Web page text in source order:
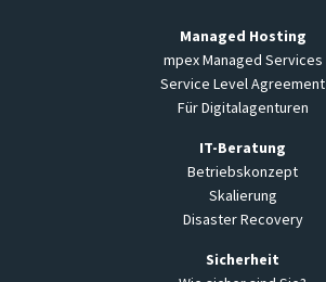
Managed Hosting
mpex Managed Services
Service Level Agreement
Für Digitalagenturen
IT-Beratung
Betriebskonzept
Skalierung
Disaster Recovery
Sicherheit